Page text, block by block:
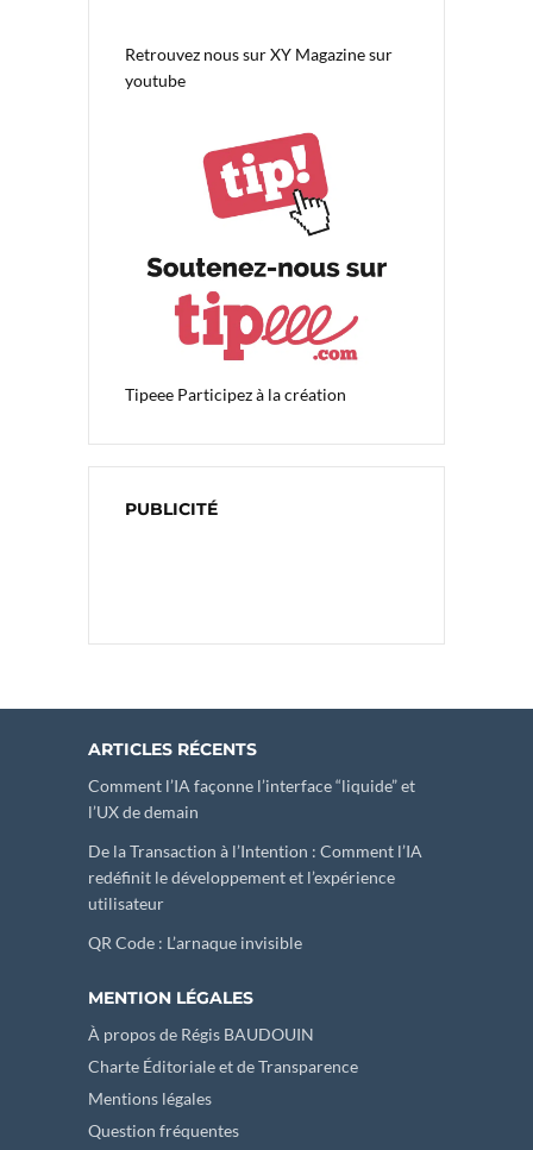
Retrouvez nous surXY Magazine sur
youtube
Tipeee Participez à la création
PUBLICITÉ
ARTICLES RÉCENTS
Comment l’IA façonne l’interface “liquide” et
l’UX de demain
De la Transaction à l’Intention : Comment l’IA
redéfinit le développement et l’expérience
utilisateur
QR Code : L’arnaque invisible
MENTION LÉGALES
À propos de Régis BAUDOUIN
Charte Éditoriale et de Transparence
Mentions légales
Question fréquentes